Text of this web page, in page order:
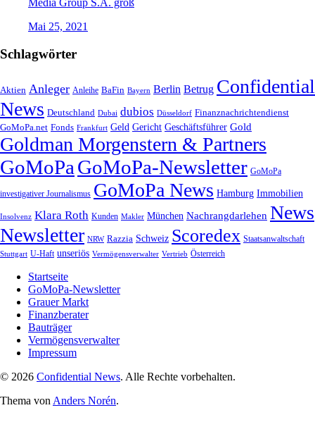
Media Group S.A. groß
Mai 25, 2021
Schlagwörter
Aktien Anleger Anleihe BaFin Bayern Berlin Betrug Confidential
News Deutschland Dubai dubios Düsseldorf Finanznachrichtendienst
GoMoPa.net Fonds Frankfurt Geld Gericht Geschäftsführer Gold
Goldman Morgenstern & Partners
GoMoPa GoMoPa-Newsletter GoMoPa
investigativer Journalismus GoMoPa News Hamburg Immobilien
Insolvenz Klara Roth Kunden Makler München Nachrangdarlehen News
Newsletter NRW Razzia Schweiz Scoredex Staatsanwaltschaft
Stuttgart U-Haft unseriös Vermögensverwalter Vertrieb Österreich
Startseite
GoMoPa-Newsletter
Grauer Markt
Finanzberater
Bauträger
Vermögensverwalter
Impressum
© 2026 Confidential News. Alle Rechte vorbehalten.
Thema von Anders Norén.